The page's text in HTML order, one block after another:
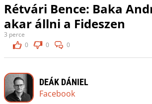
Rétvári Bence: Baka
akar állni a Fideszen
3 perce
0
0 0
DEÁK DÁNIEL
Facebook